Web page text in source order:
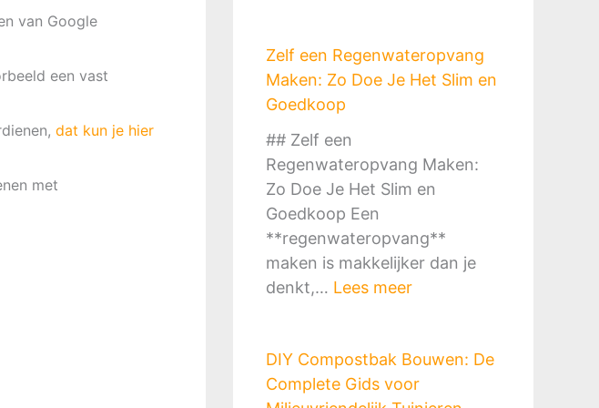
van Google
een vast
dat kun je hier
met
Zelf een Regenwateropvang
Maken: Zo Doe Je Het Slim en
Goedkoop
## Zelf een
Regenwateropvang Maken:
Zo Doe Je Het Slim en
Goedkoop Een
**regenwateropvang**
maken is makkelijker dan je
denkt,… Lees meer:
l
f
DIY Compostbak Bouwen: De
Complete Gids voor